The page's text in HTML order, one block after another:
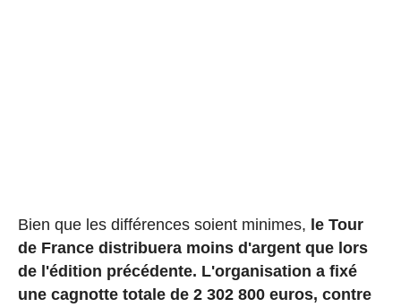
Bien que les différences soient minimes, le Tour
de France distribuera moins d'argent que lors
de l'édition précédente. L'organisation a fixé
une cagnotte totale de 2 302 800 euros, contre